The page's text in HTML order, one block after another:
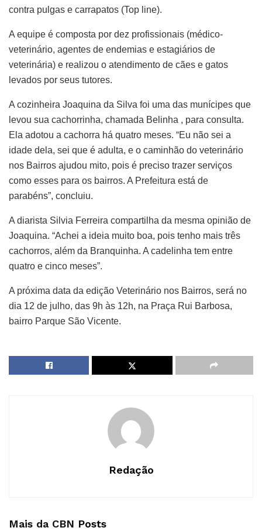
contra pulgas e carrapatos (Top line).
A equipe é composta por dez profissionais (médico-
veterinário, agentes de endemias e estagiários de
veterinária) e realizou o atendimento de cães e gatos
levados por seus tutores.
A cozinheira Joaquina da Silva foi uma das munícipes que
levou sua cachorrinha, chamada Belinha , para consulta.
Ela adotou a cachorra há quatro meses. “Eu não sei a
idade dela, sei que é adulta, e o caminhão do veterinário
nos Bairros ajudou mito, pois é preciso trazer serviços
como esses para os bairros. A Prefeitura está de
parabéns”, concluiu.
A diarista Silvia Ferreira compartilha da mesma opinião de
Joaquina. “Achei a ideia muito boa, pois tenho mais três
cachorros, além da Branquinha. A cadelinha tem entre
quatro e cinco meses”.
A próxima data da edição Veterinário nos Bairros, será no
dia 12 de julho, das 9h às 12h, na Praça Rui Barbosa,
bairro Parque São Vicente.
Redação
Mais da CBN Posts